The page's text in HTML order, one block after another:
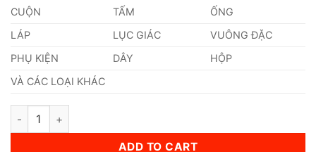
CUỘN TẤM
ỐNG
LÁP
LỤC GIÁC
VUÔNG ĐẶC
PHỤ KIỆN
DÂY
HỘP
VÀ CÁC LOẠI KHÁC
Van Inox 310s quantity
ADD TO CART